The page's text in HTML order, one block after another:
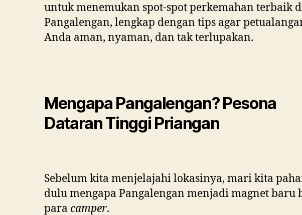
untuk menemukan spot-spot perkemahan terbaik
Pangalengan, lengkap dengan tips agar
Anda aman, nyaman, dan tak terlupakan.
Mengapa Pangalengan? Pesona
Dataran Tinggi Priangan
Sebelum kita menjelajahi lokasinya, mari kita
dulu mengapa Pangalengan menjadi magnet baru
para camper.